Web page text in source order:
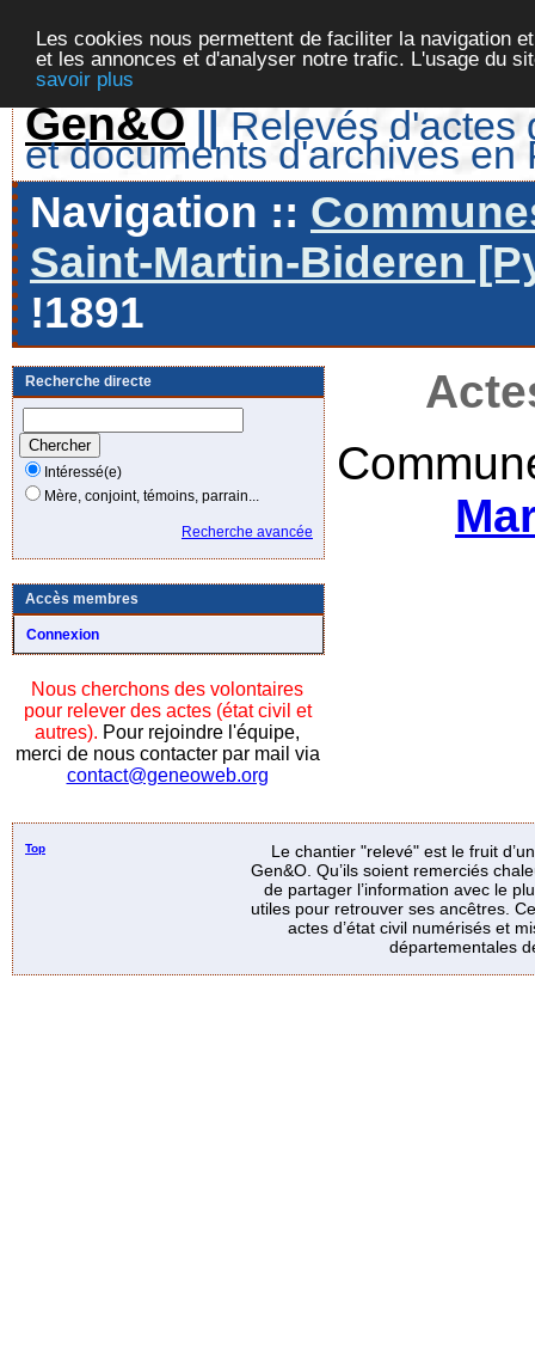
Les cookies nous permettent de faciliter la navigation
et les annonces et d'analyser notre trafic. L'usage du
savoir plus
Gen&O || Relevés d'actes
et documents d'archives en
Navigation ::
Saint-Martin-Bideren
!1891
Recherche directe
Intéressé(e)
Mère, conjoint, témoins, parrain...
Recherche avancée
Accès membres
Connexion
Nous cherchons des volontaires
pour relever des actes (état civil et
autres). Pour rejoindre l'équipe,
merci de nous contacter par mail via
contact@geneoweb.org
Top
Le chantier "relevé" est le fruit
Gen&O. Qu’ils soient remerciés
de partager l’information avec le
utiles pour retrouver ses ancêtres.
actes d’état civil numérisés et
départementales